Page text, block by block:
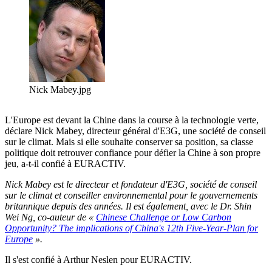
Nick Mabey.jpg
L'Europe est devant la Chine dans la course à la technologie verte,
déclare Nick Mabey, directeur général d'E3G, une société de conseil
sur le climat. Mais si elle souhaite conserver sa position, sa classe
politique doit retrouver confiance pour défier la Chine à son propre
jeu, a-t-il confié à EURACTIV.
Nick Mabey est le directeur et fondateur d'E3G, société de conseil
sur le climat et conseiller environnemental pour le gouvernements
britannique depuis des années. Il est également, avec le Dr. Shin
Wei Ng, co-auteur de « Chinese Challenge or Low Carbon
Opportunity? The implications of China's 12th Five-Year-Plan for
Europe ».
Il s'est confié à Arthur Neslen pour EURACTIV.